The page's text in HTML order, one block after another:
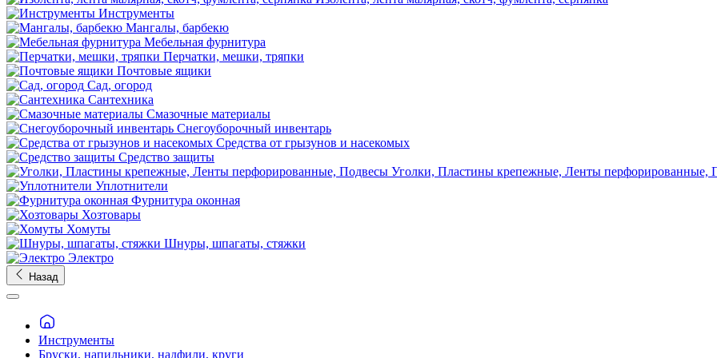
Инструменты
Мангалы, барбекю
Мебельная фурнитура
Перчатки, мешки, тряпки
Почтовые ящики
Сад, огород
Сантехника
Смазочные материалы
Снегоуборочный инвентарь
Средства от грызунов и насекомых
Средство защиты
Уголки, Пластины крепежные, Ленты перфорированные,
Уплотнители
Фурнитура оконная
Хозтовары
Хомуты
Шнуры, шпагаты, стяжки
Электро
Назад
Инструменты
Бруски, напильники, надфили, круги